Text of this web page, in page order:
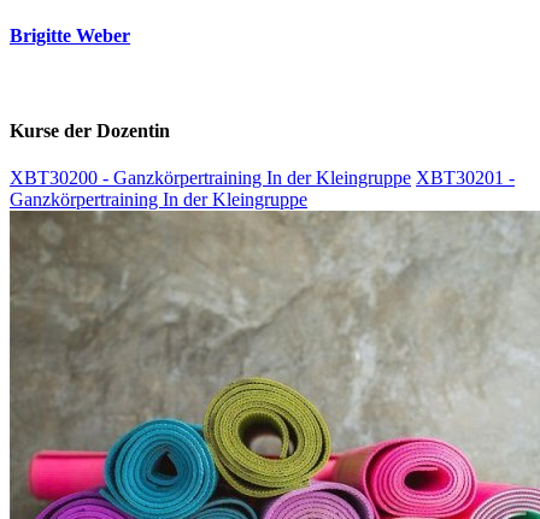
Brigitte Weber
Kurse der Dozentin
XBT30200 - Ganzkörpertraining In der Kleingruppe XBT30201 -
Ganzkörpertraining In der Kleingruppe